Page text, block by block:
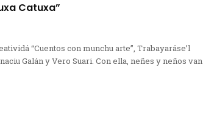
Catuxa”
“Cuentos con munchu arte”, Trabayaráse’l
Galán y Vero Suari. Con ella, neñes y neños van